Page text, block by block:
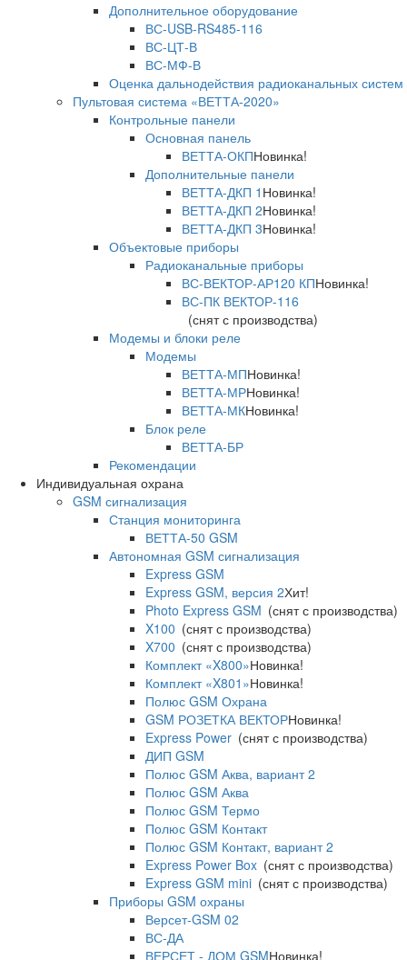
Дополнительное оборудование
ВС-USB-RS485-116
ВС-ЦТ-В
ВС-МФ-В
Оценка дальнодействия радиоканальных систем
Пультовая система «ВЕТТА-2020»
Контрольные панели
Основная панель
ВЕТТА-ОКПНовинка!
Дополнительные панели
ВЕТТА-ДКП 1 Новинка!
ВЕТТА-ДКП 2Новинка!
ВЕТТА-ДКП 3Новинка!
Объектовые приборы
Радиоканальные приборы
ВС-ВЕКТОР-АР120 КПНовинка!
ВС-ПК ВЕКТОР-116
(снят с производства)
Модемы и блоки реле
Модемы
ВЕТТА-МПНовинка!
ВЕТТА-МРНовинка!
ВЕТТА-МКНовинка!
Блок реле
ВЕТТА-БР
Рекомендации
Индивидуальная охрана
GSM сигнализация
Станция мониторинга
ВЕТТА-50 GSM
Автономная GSM сигнализация
Express GSM
Express GSM, версия 2Хит!
Photo Express GSM (снят с производства)
X100 (снят с производства)
X700 (снят с производства)
Комплект «X800»Новинка!
Комплект «X801»Новинка!
Полюс GSM Охрана
GSM РОЗЕТКА ВЕКТОРНовинка!
Express Power (снят с производства)
ДИП GSM
Полюс GSM Аква, вариант 2
Полюс GSM Аква
Полюс GSM Термо
Полюс GSM Контакт
Полюс GSM Контакт, вариант 2
Express Power Box (снят с производства)
Express GSM mini (снят с производства)
Приборы GSM охраны
Версет-GSM 02
ВС-ДА
ВЕРСЕТ - ДОМ GSMНовинка!